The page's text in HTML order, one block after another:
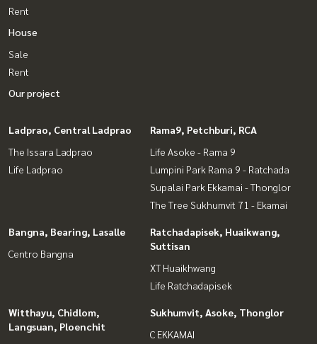
Rent
House
Sale
Rent
Our project
Ladprao, Central Ladprao
The Issara Ladprao
Life Ladprao
Rama9, Petchburi, RCA
Life Asoke - Rama 9
Lumpini Park Rama 9 - Ratchada
Supalai Park Ekkamai - Thonglor
The Tree Sukhumvit 71 - Ekamai
Bangna, Bearing, Lasalle
Centro Bangna
Ratchadapisek, Huaikwang,
Suttisan
XT Huaikhwang
Life Ratchadapisek
Witthayu, Chidlom,
Langsuan, Ploenchit
Sukhumvit, Asoke, Thonglor
C EKKAMAI